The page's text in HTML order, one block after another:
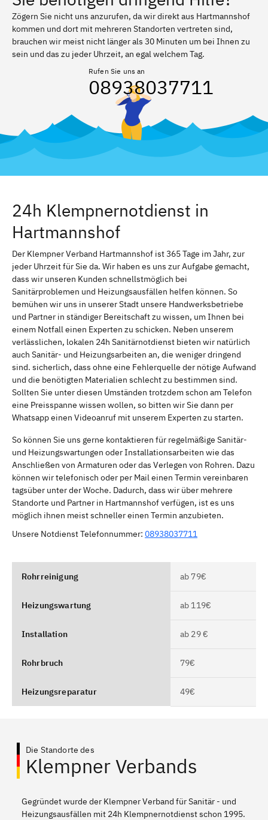
Zögern Sie nicht uns anzurufen, da wir direkt aus Hartmannshof
kommen und dort mit mehreren Standorten vertreten sind,
brauchen wir meist nicht länger als 30 Minuten um bei Ihnen zu
sein und das zu jeder Uhrzeit, an egal welchem Tag.
Rufen Sie uns an
08938037711
24h Klempnernotdienst in
Hartmannshof
Der Klempner Verband Hartmannshof ist 365 Tage im Jahr, zur
jeder Uhrzeit für Sie da. Wir haben es uns zur Aufgabe gemacht,
dass wir unseren Kunden schnellstmöglich bei
Sanitärproblemen und Heizungsausfällen helfen können. So
bemühen wir uns in unserer Stadt unsere Handwerksbetriebe
und Partner in ständiger Bereitschaft zu wissen, um Ihnen bei
einem Notfall einen Experten zu schicken. Neben unserem
verlässlichen, lokalen 24h Sanitärnotdienst bieten wir natürlich
auch Sanitär- und Heizungsarbeiten an, die weniger dringend
sind. sicherlich, dass ohne eine Fehlerquelle der nötige Aufwand
und die benötigten Materialien schlecht zu bestimmen sind.
Sollten Sie unter diesen Umständen trotzdem schon am Telefon
eine Preisspanne wissen wollen, so bitten wir Sie dann per
Whatsapp einen Videoanruf mit unserem Experten zu starten.
So können Sie uns gerne kontaktieren für regelmäßige Sanitär-
und Heizungswartungen oder Installationsarbeiten wie das
Anschließen von Armaturen oder das Verlegen von Rohren. Dazu
können wir telefonisch oder per Mail einen Termin vereinbaren
tagsüber unter der Woche. Dadurch, dass wir über mehrere
Standorte und Partner in Hartmannshof verfügen, ist es uns
möglich ihnen meist schneller einen Termin anzubieten.
Unsere Notdienst Telefonnummer: 08938037711
Rohrreinigung ab 79€
Heizungswartung ab 119€
Installation ab 29 €
Rohrbruch 79€
Heizungsreparatur 49€
Die Standorte des
Klempner Verbands
Gegründet wurde der Klempner Verband für Sanitär - und
Heizungsausfällen mit 24h Klempnernotdienst schon 1995.